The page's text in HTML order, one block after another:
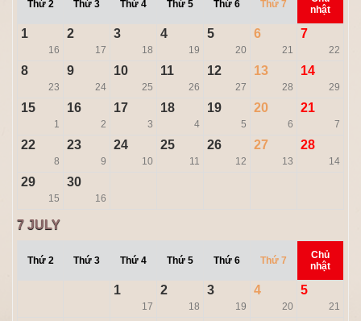
Thứ 2 Thứ 3 Thứ 4 Thứ 5 Thứ 6 Thứ 7
nhật
1
16
2
17
3
18
4
19
5
20
6
21
7
22
8
23
9
24
10
25
11
26
12
27
13
28
14
29
15
1
16
2
17
3
18
4
19
5
20
6
21
7
22
8
23
9
24
10
25
11
26
12
27
13
28
14
29
15
30
16
7 JULY
Thứ 2 Thứ 3 Thứ 4 Thứ 5 Thứ 6 Thứ 7
Chủ
nhật
1
17
2
18
3
19
4
20
5
21